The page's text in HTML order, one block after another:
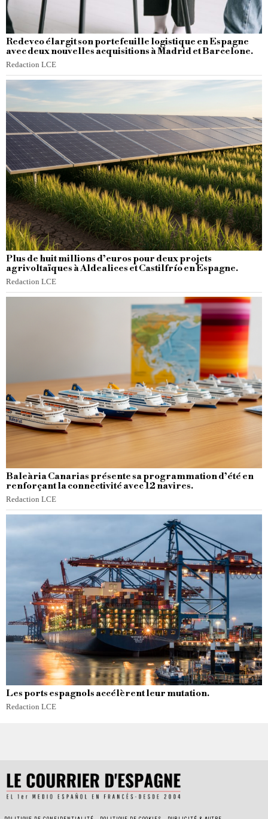
Redevco élargit son portefeuille logistique en Espagne
avec deux nouvelles acquisitions à Madrid et Barcelone.
Redaction LCE
Plus de huit millions d’euros pour deux projets
agrivoltaïques à Aldealices et Castilfrío en Espagne.
Redaction LCE
Baleària Canarias présente sa programmation d’été en
renforçant la connectivité avec 12 navires.
Redaction LCE
Les ports espagnols accélèrent leur mutation.
Redaction LCE